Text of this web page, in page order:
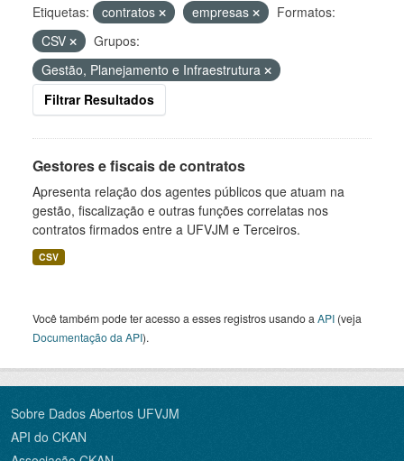
Etiquetas: contratos empresas
Formatos:
CSV
Grupos:
Gestão, Planejamento e Infraestrutura
Filtrar Resultados
Gestores e fiscais de contratos
Apresenta relação dos agentes públicos que atuam na
gestão, fiscalização e outras funções correlatas nos
contratos firmados entre a UFVJM e Terceiros.
CSV
Você também pode ter acesso a esses registros usando a API (veja
Documentação da API).
Sobre Dados Abertos UFVJM
API do CKAN